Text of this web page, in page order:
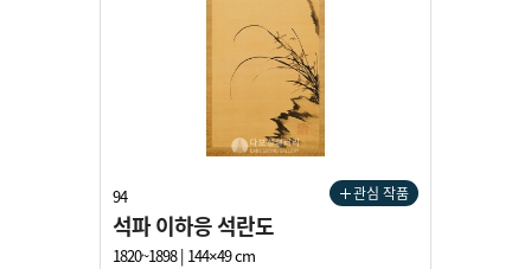
관심 작품
94
석파 이하응 석란도
1820~1898 | 144×49 cm